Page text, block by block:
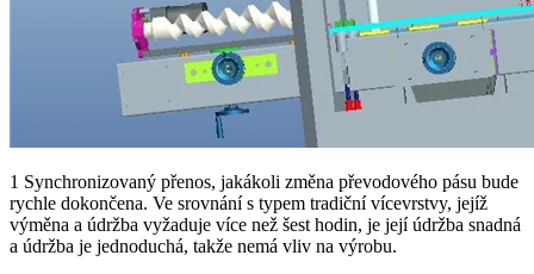
1 Synchronizovaný přenos, jakákoli změna převodového pásu bude
rychle dokončena. Ve srovnání s typem tradiční vícevrstvy, jejíž
výměna a údržba vyžaduje více než šest hodin, je její údržba snadná
a údržba je jednoduchá, takže nemá vliv na výrobu.